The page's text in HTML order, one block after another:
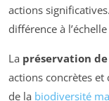
actions
différence à
La préservation
actions concrètes et
de la biodiversité